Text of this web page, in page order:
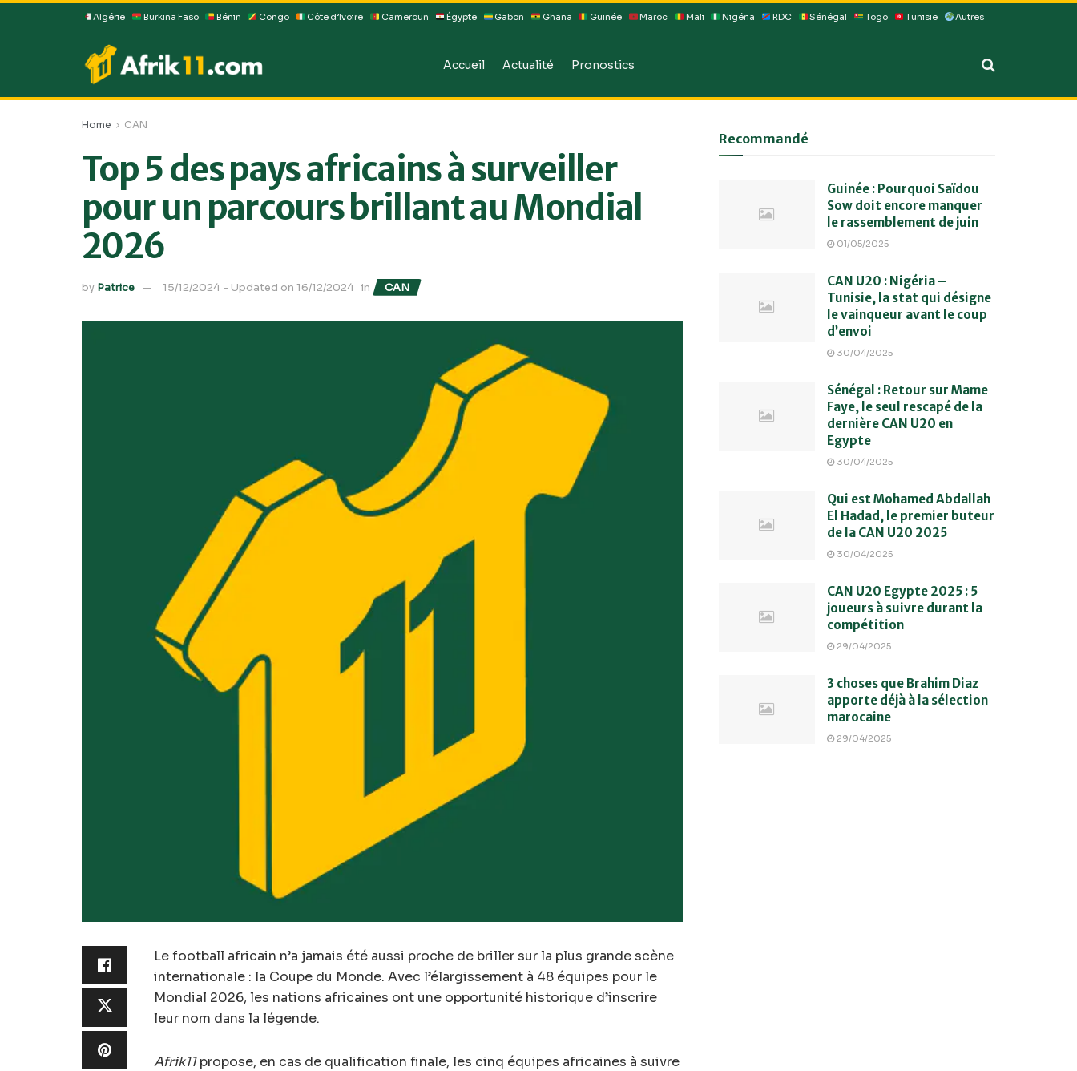
Algérie Burkina Faso Bénin Congo Côte d’Ivoire Cameroun Égypte Gabon Ghana Guinée Maroc Mali Nigéria RDC Sénégal Togo Tunisie Autres
Accueil Actualité Pronostics
Home CAN
Top 5 des pays africains à surveiller
pour un parcours brillant au Mondial
2026
by Patrice 15/12/2024 - Updated on 16/12/2024 in CAN
Le football africain n’a jamais été aussi proche de briller sur la plus grande scène
internationale : la Coupe du Monde. Avec l’élargissement à 48 équipes pour le
Mondial 2026, les nations africaines ont une opportunité historique d’inscrire
leur nom dans la légende.
Afrik11propose, en cas de qualification finale, les cinq équipes africaines à suivre
Recommandé
Guinée : Pourquoi Saïdou
Sow doit encore manquer
le rassemblement de juin
01/05/2025
CAN U20 : Nigéria –
Tunisie, la stat qui désigne
le vainqueur avant le coup
d’envoi
30/04/2025
Sénégal : Retour sur Mame
Faye, le seul rescapé de la
dernière CAN U20 en
Egypte
30/04/2025
Qui est Mohamed Abdallah
El Hadad, le premier buteur
de la CAN U20 2025
30/04/2025
CAN U20 Egypte 2025 : 5
joueurs à suivre durant la
compétition
29/04/2025
3 choses que Brahim Diaz
apporte déjà à la sélection
marocaine
29/04/2025